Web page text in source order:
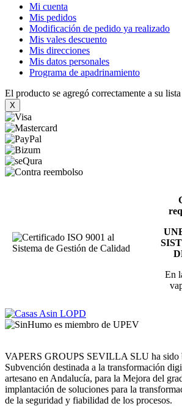
Mi cuenta
Mis pedidos
Modificación de pedido ya realizado
Mis vales descuento
Mis direcciones
Mis datos personales
Programa de apadrinamiento
El producto se agregó correctamente a su lista
X
En
VAPERS GROUPS SEVILLA SLU ha sido
Subvención destinada a la transformación
artesano en Andalucía, para la Mejora del
implantación de soluciones para la
de la seguridad y fiabilidad de los procesos.